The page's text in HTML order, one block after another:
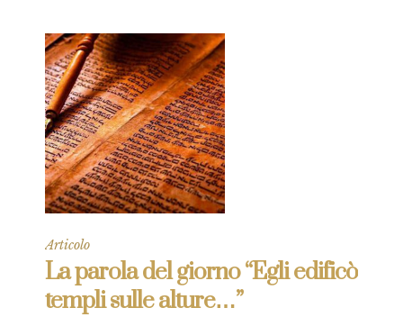
Articolo
La parola del giorno “Egli edificò
templi sulle alture…”